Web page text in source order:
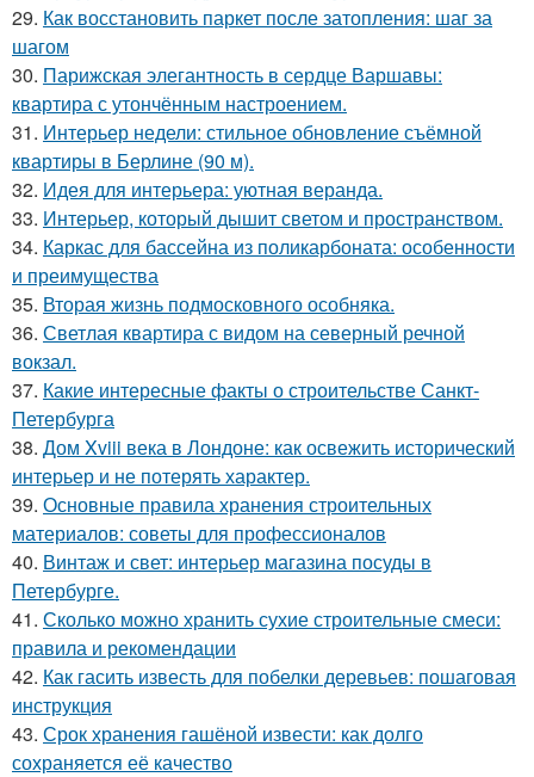
29. Как восстановить паркет после затопления: шаг за
шагом
30. Парижская элегантность в сердце Варшавы:
квартира с утончённым настроением.
31. Интерьер недели: стильное обновление съёмной
квартиры в Берлине (90 м).
32. Идея для интерьера: уютная веранда.
33. Интерьер, который дышит светом и пространством.
34. Каркас для бассейна из поликарбоната: особенности
и преимущества
35. Вторая жизнь подмосковного особняка.
36. Светлая квартира с видом на северный речной
вокзал.
37. Какие интересные факты о строительстве Санкт-
Петербурга
38. Дом Xviii века в Лондоне: как освежить исторический
интерьер и не потерять характер.
39. Основные правила хранения строительных
материалов: советы для профессионалов
40. Винтаж и свет: интерьер магазина посуды в
Петербурге.
41. Сколько можно хранить сухие строительные смеси:
правила и рекомендации
42. Как гасить известь для побелки деревьев: пошаговая
инструкция
43. Срок хранения гашёной извести: как долго
сохраняется её качество